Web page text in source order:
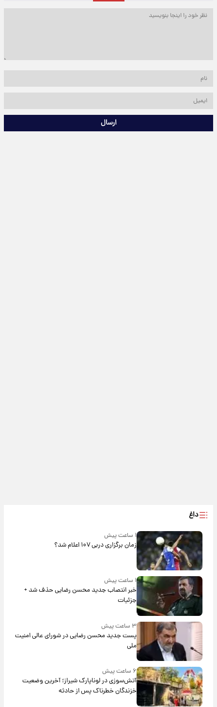
ارسال
داغ
زمان برگزاری دربی ۱۰۷ اعلام شد؟
۱ ساعت پیش
خبر انتصاب جدید محسن رضایی حذف شد +
جزئیات
پست جدید محسن رضایی در شورای عالی امنیت
ملی
۶ ساعت پیش
آتش‌سوزی در لوناپارک شیراز؛ آخرین وضعیت
خزندگان خطرناک پس از حادثه